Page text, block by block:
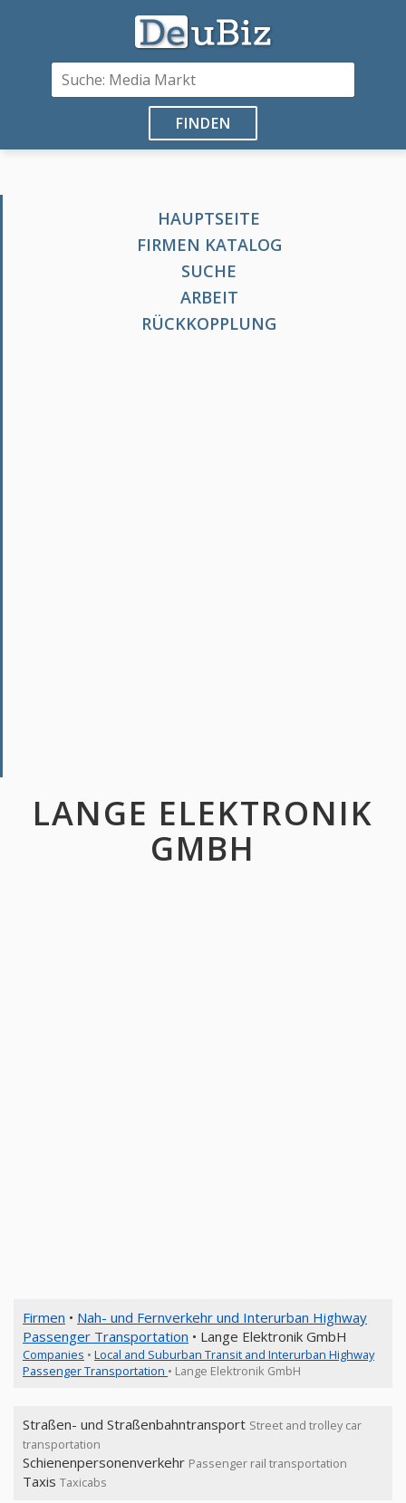
FINDEN
HAUPTSEITE
FIRMEN KATALOG
SUCHE
ARBEIT
RÜCKKOPPLUNG
LANGE ELEKTRONIK
GMBH
Firmen • Nah- und Fernverkehr und Interurban Highway
Passenger Transportation • Lange Elektronik GmbH
Companies • Local and Suburban Transit and Interurban Highway
Passenger Transportation • Lange Elektronik GmbH
Straßen- und Straßenbahntransport Street and trolley car
transportation
Schienenpersonenverkehr Passenger rail transportation
Taxis Taxicabs